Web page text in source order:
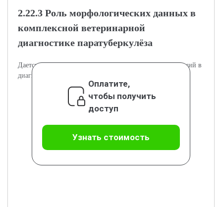
2.22.3 Роль морфологических данных в
комплексной ветеринарной
диагностике паратуберкулёза
Дается оценка значимости морфологических исследований в
диагностике паратуберкулёза.
Оплатите,
чтобы получить
доступ
Узнать стоимость